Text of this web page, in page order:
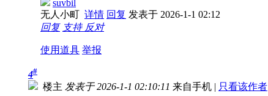
suvbil
无人小町 详情 回复 发表于 2026-1-1 02:12
回复 支持 反对
使用道具 举报
4#
楼主 发表于 2026-1-1 02:10:11 来自手机 | 只看该作者